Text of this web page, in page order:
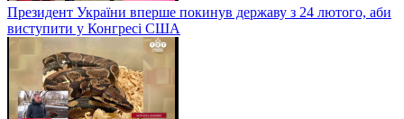
Президент України вперше покинув державу з 24 лютого, аби
виступити у Конгресі США